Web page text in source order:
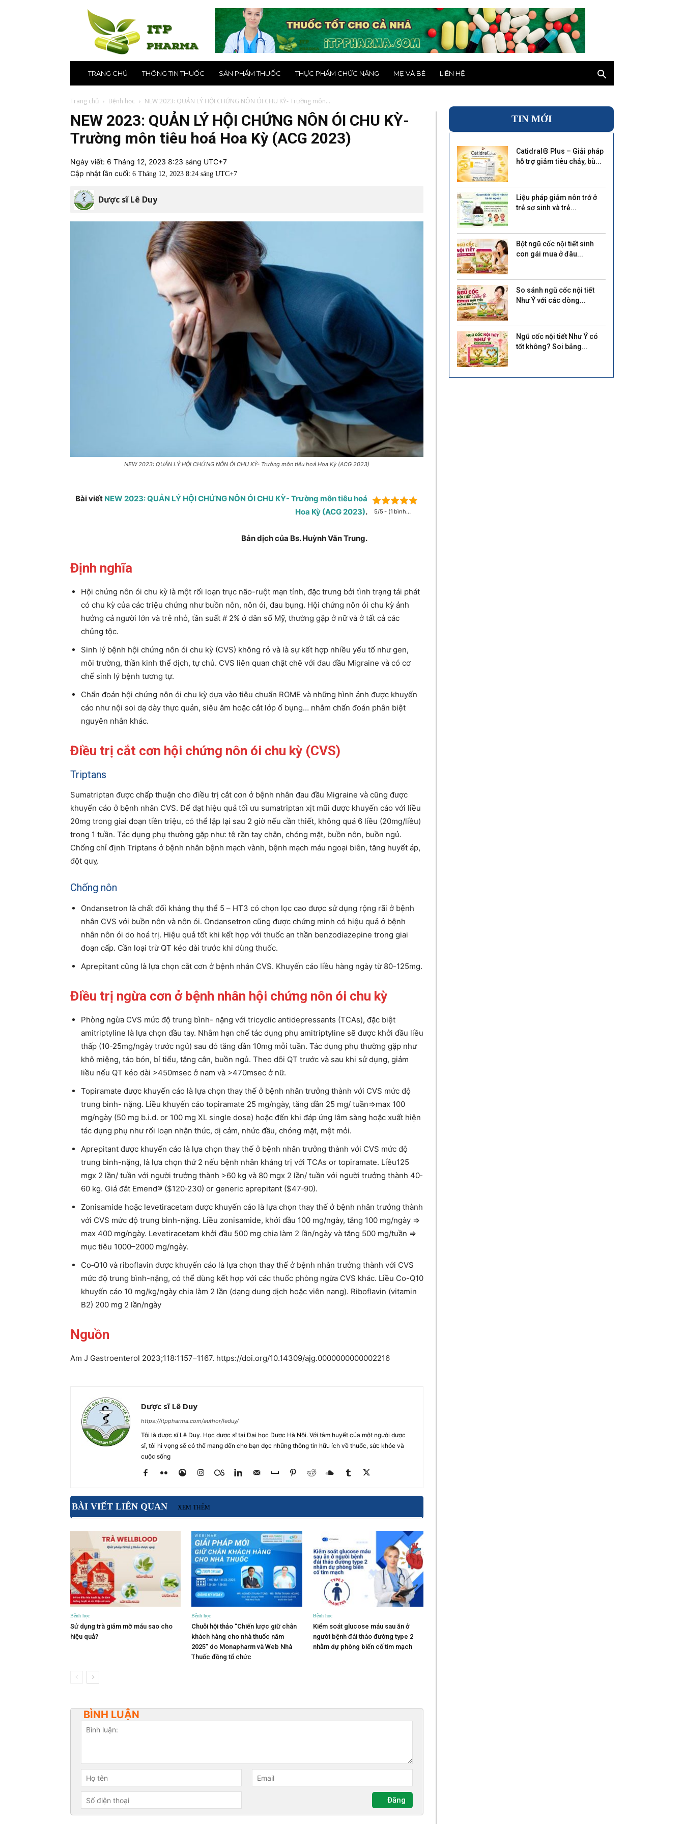
Nhà
thuốc
uy
1
Hà
Nội,
TPHCM
TRANG CHỦ THÔNG TIN THUỐC SẢN PHẨM THUỐC THỰC PHẨM CHỨC NĂNG MẸ VÀ BÉ LIÊN HỆ
Trang chủ Bệnh học NEW 2023: QUẢN LÝ HỘI CHỨNG NÔN ÓI CHU KỲ- Trường môn...
NEW 2023: QUẢN LÝ HỘI CHỨNG NÔN ÓI CHU KỲ-
Trường môn tiêu hoá Hoa Kỳ (ACG 2023)
Ngày viết: 6 Tháng 12, 2023 8:23 sáng UTC+7
Cập nhật lần cuối: 6 Tháng 12, 2023 8:24 sáng UTC+7
Dược sĩ Lê Duy
NEW 2023: QUẢN LÝ HỘI CHỨNG NÔN ÓI CHU KỲ- Trường môn tiêu hoá Hoa Kỳ (ACG 2023)
5/5 - (1 bình
Bài viết NEW 2023: QUẢN LÝ HỘI CHỨNG NÔN ÓI CHU KỲ- Trường môn tiêu hoá
Hoa Kỳ (ACG 2023).
Bản dịch của Bs. Huỳnh Văn Trung.
Định nghĩa
Hội chứng nôn ói chu kỳ là một rối loạn trục não-ruột mạn tính, đặc trưng bởi tình trạng tái phát
có chu kỳ của các triệu chứng như buồn nôn, nôn ói, đau bụng. Hội chứng nôn ói chu kỳ ảnh
hưởng cả người lớn và trẻ nhỏ, tần suất # 2% ở dân số Mỹ, thường gặp ở nữ và ở tất cả các
chủng tộc.
Sinh lý bệnh hội chứng nôn ói chu kỳ (CVS) không rỏ và là sự kết hợp nhiều yếu tố như gen,
môi trường, thần kinh thể dịch, tự chủ. CVS liên quan chặt chẽ với đau đầu Migraine và có cơ
chế sinh lý bệnh tương tự.
Chẩn đoán hội chứng nôn ói chu kỳ dựa vào tiêu chuẩn ROME và những hình ảnh được khuyến
cáo như nội soi dạ dày thực quản, siêu âm hoặc cắt lớp ổ bụng… nhằm chẩn đoán phân biệt
nguyên nhân khác.
Điều trị cắt cơn hội chứng nôn ói chu kỳ (CVS)
Triptans
Sumatriptan được chấp thuận cho điều trị cắt cơn ở bệnh nhân đau đầu Migraine và cũng được
khuyến cáo ở bệnh nhân CVS. Để đạt hiệu quả tối ưu sumatriptan xịt mũi được khuyến cáo với liều
20mg trong giai đoạn tiền triệu, có thể lặp lại sau 2 giờ nếu cần thiết, không quá 6 liều (20mg/liều)
trong 1 tuần. Tác dụng phụ thường gặp như: tê rần tay chân, chóng mặt, buồn nôn, buồn ngủ.
Chống chỉ định Triptans ở bệnh nhân bệnh mạch vành, bệnh mạch máu ngoại biên, tăng huyết áp,
đột quỵ.
Chống nôn
Ondansetron là chất đối kháng thụ thể 5 – HT3 có chọn lọc cao được sử dụng rộng rãi ở bệnh
nhân CVS với buồn nôn và nôn ói. Ondansetron cũng được chứng minh có hiệu quả ở bệnh
nhân nôn ói do hoá trị. Hiệu quả tốt khi kết hợp với thuốc an thần benzodiazepine trong giai
đoạn cấp. Cần loại trừ QT kéo dài trước khi dùng thuốc.
Aprepitant cũng là lựa chọn cắt cơn ở bệnh nhân CVS. Khuyến cáo liều hàng ngày từ 80-125mg.
Điều trị ngừa cơn ở bệnh nhân hội chứng nôn ói chu kỳ
Phòng ngừa CVS mức độ trung bình- nặng với tricyclic antidepressants (TCAs), đặc biệt
amitriptyline là lựa chọn đầu tay. Nhằm hạn chế tác dụng phụ amitriptyline sẽ được khởi đầu liều
thấp (10-25mg/ngày trước ngủ) sau đó tăng dần 10mg mỗi tuần. Tác dụng phụ thường gặp như
khô miệng, táo bón, bí tiểu, tăng cân, buồn ngủ. Theo dõi QT trước và sau khi sử dụng, giảm
liều nếu QT kéo dài >450msec ở nam và >470msec ở nữ.
Topiramate được khuyến cáo là lựa chọn thay thế ở bệnh nhân trưởng thành với CVS mức độ
trung bình- nặng. Liều khuyến cáo topiramate 25 mg/ngày, tăng dần 25 mg/ tuần=>max 100
mg/ngày (50 mg b.i.d. or 100 mg XL single dose) hoặc đến khi đáp ứng lâm sàng hoặc xuất hiện
tác dụng phụ như rối loạn nhận thức, dị cảm, nhức đầu, chóng mặt, mệt mỏi.
Aprepitant được khuyến cáo là lựa chọn thay thế ở bệnh nhân trưởng thành với CVS mức độ
trung bình-nặng, là lựa chọn thứ 2 nếu bệnh nhân kháng trị với TCAs or topiramate. Liều125
mgx 2 lần/ tuần với người trưởng thành >60 kg và 80 mgx 2 lần/ tuần với người trưởng thành 40‐
60 kg. Giá đắt Emend® ($120‐230) or generic aprepitant ($47‐90).
Zonisamide hoặc levetiracetam được khuyến cáo là lựa chọn thay thế ở bệnh nhân trưởng thành
với CVS mức độ trung bình-nặng. Liều zonisamide, khởi đầu 100 mg/ngày, tăng 100 mg/ngày =>
max 400 mg/ngày. Levetiracetam khởi đầu 500 mg chia làm 2 lần/ngày và tăng 500 mg/tuần =>
mục tiêu 1000–2000 mg/ngày.
Co‐Q10 và riboflavin được khuyến cáo là lựa chọn thay thế ở bệnh nhân trưởng thành với CVS
mức độ trung bình-nặng, có thể dùng kết hợp với các thuốc phòng ngừa CVS khác. Liều Co-Q10
khuyến cáo 10 mg/kg/ngày chia làm 2 lần (dạng dung dịch hoặc viên nang). Riboflavin (vitamin
B2) 200 mg 2 lần/ngày
Nguồn
Am J Gastroenterol 2023;118:1157–1167. https://doi.org/10.14309/ajg.0000000000002216
Dược sĩ Lê Duy
https://itppharma.com/author/leduy/
Tôi là dược sĩ Lê Duy. Học dược sĩ tại Đại học Dược Hà Nội. Với tâm huyết của một người dược
sĩ, tôi hi vọng sẽ có thể mang đến cho bạn đọc những thông tin hữu ích về thuốc, sức khỏe và
cuộc sống
BÀI VIẾT LIÊN QUAN XEM THÊM
Bệnh học
Sử dụng trà giảm mỡ máu sao cho
hiệu quả?
Bệnh học
Chuỗi hội thảo “Chiến lược giữ chân
khách hàng cho nhà thuốc năm
2025” do Monapharm và Web Nhà
Thuốc đồng tổ chức
Bệnh học
Kiểm soát glucose máu sau ăn ở
người bệnh đái tháo đường type 2
nhằm dự phòng biến cố tim mạch
BÌNH LUẬN
TIN MỚI
Catidral® Plus – Giải pháp
hỗ trợ giảm tiêu chảy, bù...
Liệu pháp giảm nôn trớ ở
trẻ sơ sinh và trẻ...
Bột ngũ cốc nội tiết sinh
con gái mua ở đâu...
So sánh ngũ cốc nội tiết
Như Ý với các dòng...
Ngũ cốc nội tiết Như Ý có
tốt không? Soi bảng...